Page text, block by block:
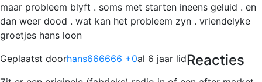
maar probleem blyft . soms met starten ineens geluid . en
dan weer dood . wat kan het probleem zyn . vriendelyke
groetjes hans loon
Geplaatst doorhans666666 +0al 6 jaar lidReacties